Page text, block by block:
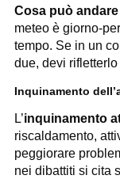
Cosa può
meteo è giorno-
tempo. Se in un
due, devi
Inquinamento
L’inquinamento
riscaldamento,
peggiorare
nei dibattiti si cita